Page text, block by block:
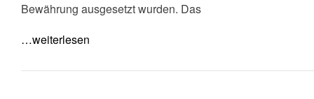
Bewährung ausgesetzt wurden. Das
…weiterlesen